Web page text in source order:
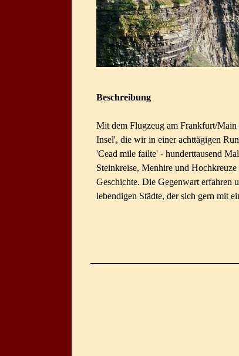
Beschreibung
Mit dem Flugzeug am Frankfurt/
Insel', die wir in einer achttägigen
'Cead mile failte' - hunderttausend
Steinkreise, Menhire und
Geschichte. Die Gegenwart erfahren
lebendigen Städte, der sich gern mit